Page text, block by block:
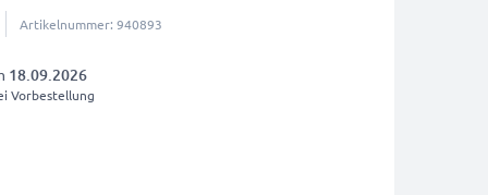
Artikelnummer: 940893
18.09.2026
Vorbestellung